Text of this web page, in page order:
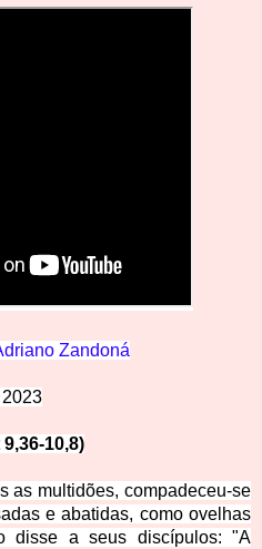
Zandoná
10,8)
as multidões, compadeceu-se
e abatidas, como ovelhas
disse a seus discípulos: "A